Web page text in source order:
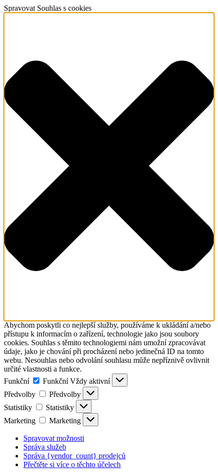
Spravovat Souhlas s cookies
Abychom poskytli co nejlepší služby, používáme k ukládání a/nebo
přístupu k informacím o zařízení, technologie jako jsou soubory
cookies. Souhlas s těmito technologiemi nám umožní zpracovávat
údaje, jako je chování při procházení nebo jedinečná ID na tomto
webu. Nesouhlas nebo odvolání souhlasu může nepříznivě ovlivnit
určité vlastnosti a funkce.
Funkční
Funkční Vždy aktivní
Předvolby
Předvolby
Statistiky
Statistiky
Marketing
Marketing
Spravovat možnosti
Správa služeb
Správa {vendor_count} prodejců
Přečtěte si více o těchto účelech